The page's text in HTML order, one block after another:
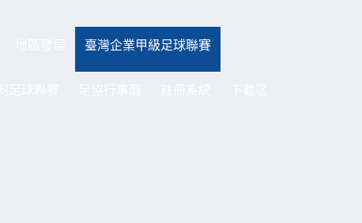
臺灣企業甲級足球聯賽